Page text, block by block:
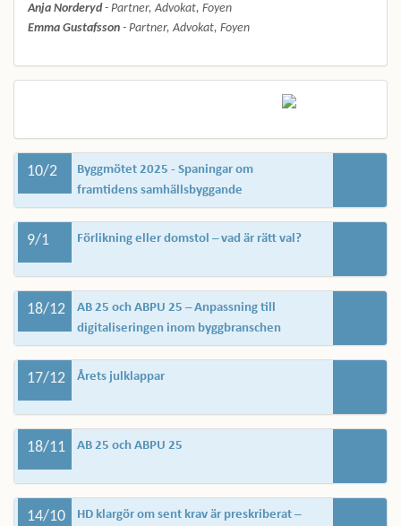
Anja Norderyd- Partner, Advokat, Foyen
Emma Gustafsson - Partner, Advokat, Foyen
10/2
Byggmötet 2025 - Spaningar om
framtidens samhällsbyggande
9/1 Förlikning eller domstol – vad är rätt val?
18/12
AB 25 och ABPU 25 – Anpassning till
digitaliseringen inom byggbranschen
17/12 Årets julklappar
18/11 AB 25 och ABPU 25
14/10
HD klargör om sent krav är preskriberat –